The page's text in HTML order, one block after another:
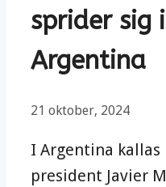
sprider sig i
Argentina
21 oktober, 2024
I Argentina kallas
president Javier